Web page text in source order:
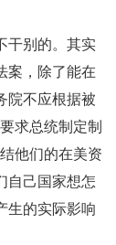
干别的。其实
案，除了能在
院不应根据被
求总统制定制
他们的在美资
自己国家想怎
生的实际影响